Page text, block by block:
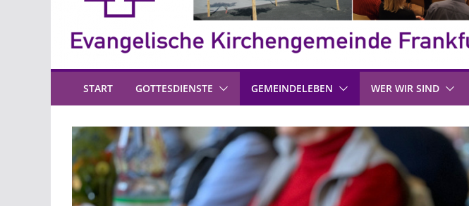
START GOTTESDIENSTE GEMEINDELEBEN WER WIR SIND